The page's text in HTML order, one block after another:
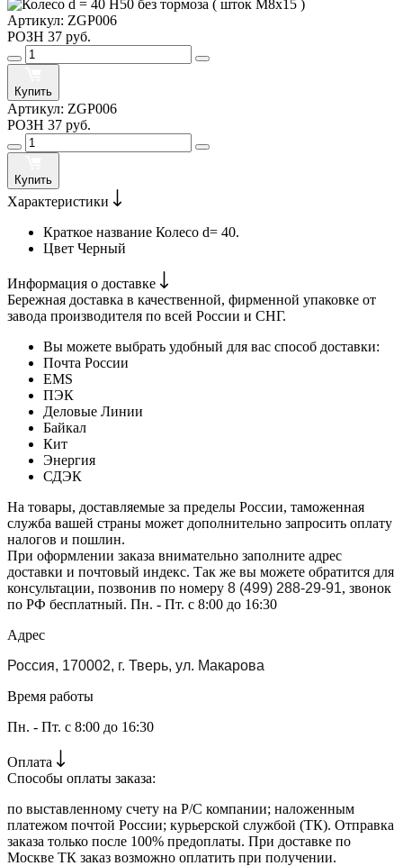
Артикул: ZGP006
РОЗН 37 руб.
Купить
Артикул: ZGP006
РОЗН 37 руб.
Купить
Характеристики
Краткое название Колесо d= 40.
Цвет Черный
Информация о доставке
Бережная доставка в качественной, фирменной упаковке от
завода производителя по всей России и СНГ.
Вы можете выбрать удобный для вас способ доставки:
Почта России
EMS
ПЭК
Деловые Линии
Байкал
Кит
Энергия
СДЭК
На товары, доставляемые за пределы России, таможенная
служба вашей страны может дополнительно запросить оплату
налогов и пошлин.
При оформлении заказа внимательно заполните адрес
доставки и почтовый индекс. Так же вы можете обратится для
консультации, позвонив по номеру 8 (499) 288-29-91, звонок
по РФ бесплатный. Пн. - Пт. с 8:00 до 16:30
Адрес
Россия, 170002, г. Тверь, ул. Макарова
Время работы
Пн. - Пт. с 8:00 до 16:30
Оплата
Способы оплаты заказа:
по выставленному счету на Р/С компании; наложенным
платежом почтой России; курьерской службой (ТК). Отправка
заказа только после 100% предоплаты. При доставке по
Москве ТК заказ возможно оплатить при получении.